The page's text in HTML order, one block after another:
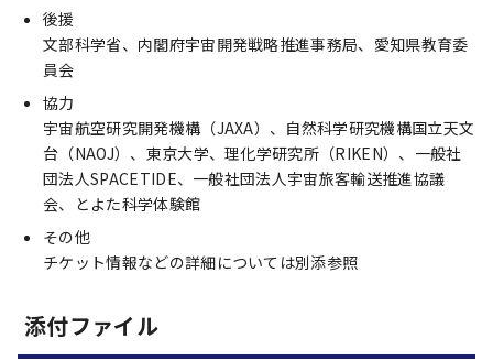
後援
文部科学省、内閣府宇宙開発戦略推進事務局、愛知県教育委
員会
協力
宇宙航空研究開発機構（JAXA）、自然科学研究機構国立天文
台（NAOJ）、東京大学、理化学研究所（RIKEN）、一般社
団法人SPACETIDE、一般社団法人宇宙旅客輸送推進協議
会、とよた科学体験館
その他
チケット情報などの詳細については別添参照
添付ファイル